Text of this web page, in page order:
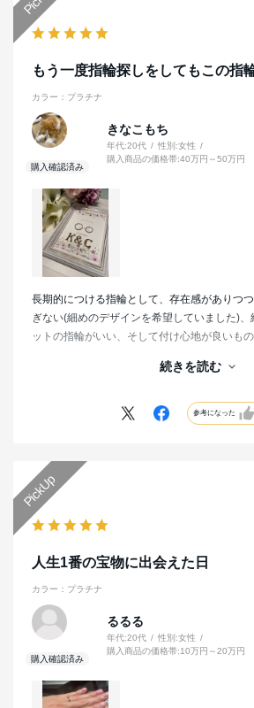
もう一度指輪探しをしてもこの指
カラー：プラチナ
きなこもち
年代:20代 性別:女性
購入商品の価格帯:40万円～50万円
長期的につける指輪として、存在感がありつ
ぎない(細めのデザインを希望していました)
ットの指輪がいい、そして付け心地が良いも
こと希望していました。その中でユリシーズ
てニコニコしてしまいます。アクセサリーを
抗があった主人もこの指輪の付け心地に最初
私自身のこだわりで結婚指輪と婚約指輪が一
う希望もあったので、婚約指輪と結婚指輪との
ったのも決め手になりました。
店員さんも丁寧で、最後まで責任を持って対応
続きを読む
参考になった
人生1番の宝物に出会えた日
カラー：プラチナ
るるる
年代:20代 性別:女性
購入商品の価格帯:10万円～20万円